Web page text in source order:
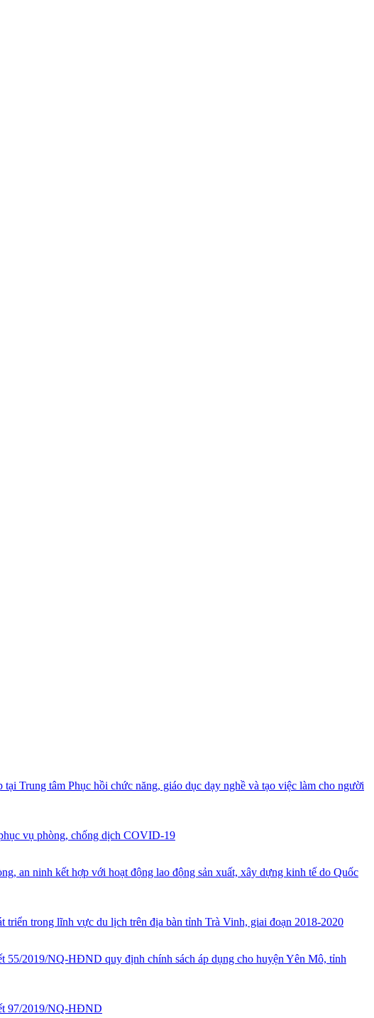
Trung tâm Phục hồi chức năng, giáo dục dạy nghề và tạo việc làm cho người
vụ phòng, chống dịch COVID-19
an ninh kết hợp với hoạt động lao động sản xuất, xây dựng kinh tế do Quốc
trong lĩnh vực du lịch trên địa bàn tỉnh Trà Vinh, giai đoạn 2018-2020
2019/NQ-HĐND quy định chính sách áp dụng cho huyện Yên Mô, tỉnh
97/2019/NQ-HĐND